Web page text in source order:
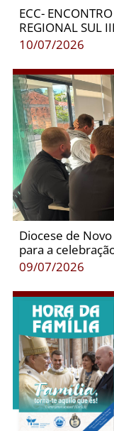
ECC-
REGIONAL SUL III
10/07/2026
Diocese de
para a
09/07/2026